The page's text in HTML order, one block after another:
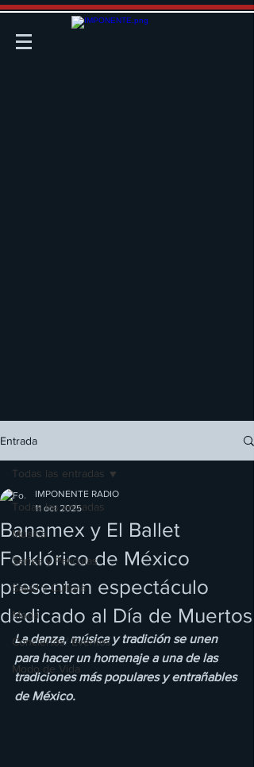
Entrada
Todas las entradas
Música
Series y Películas
Salud y Cultura
Moda
Conciertos/ Eventos
Modo de Vida
Todas las entradas
Banamex y El Ballet
Folklórico de México
presentan espectáculo
dedicado al Día de Muertos
IMPONENTE RADIO
11 oct 2025
La danza, música y tradición se unen
para hacer un homenaje a una de las
tradiciones más populares y entrañables
de México.